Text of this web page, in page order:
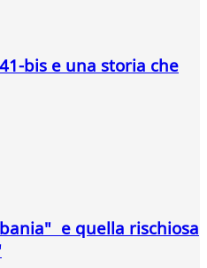
bis e una storia che
e quella rischiosa